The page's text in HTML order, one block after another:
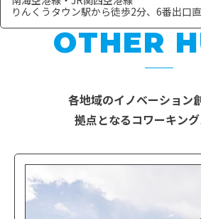
りんくうタウン駅から徒歩2分、6番出口
OTHER
各地域のイノベーション
拠点となるコワーキン